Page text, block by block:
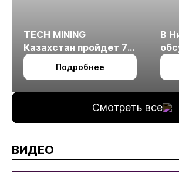
TECH MINING
Казахстан пройдет 7
октября в Алматы
Подробнее
В
Смотреть все
ВИДЕО